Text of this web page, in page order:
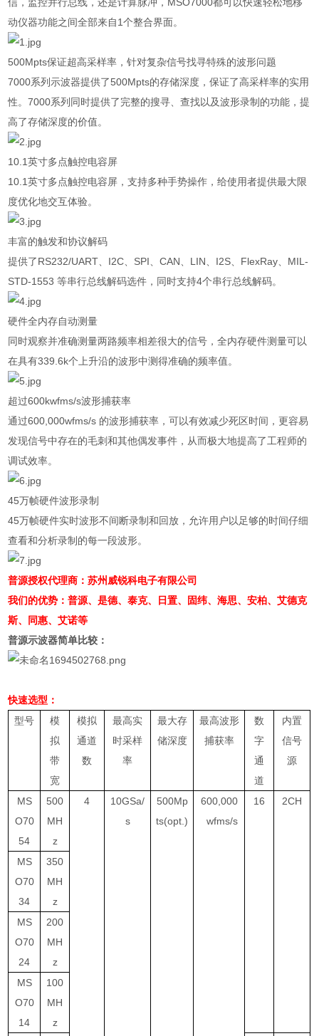
动仪器功能之间全部来自1个整合界面。
500Mpts保证超高采样率，针对复杂信号找寻特殊的波形问题
7000系列示波器提供了500Mpts的存储深度，保证了高采样率的实用
性。7000系列同时提供了完整的搜寻、查找以及波形录制的功能，提
高了存储深度的价值。
10.1英寸多点触控电容屏
10.1英寸多点触控电容屏，支持多种手势操作，给使用者提供最大限
度优化地交互体验。
丰富的触发和协议解码
提供了RS232/UART I2C SPI 、CAN LIN I2S FlexRay
MIL-
STD-1553等串行总线解码选件，同时支持4个串行总线解码。
硬件全内存自动测量
同时观察并准确测量两路频率相差很大的信号，全内存硬件测量可以
在具有339.6k个上升沿的波形中测得准确的频率值。
超过600kwfms/s波形捕获率
通过600,000wfms/s 的波形捕获率，可以有效减少死区时间，更容易
发现信号中存在的毛刺和其他偶发事件，从而极大地提高了工程师的
调试效率。
45万帧硬件波形录制
45万帧硬件实时波形不间断录制和回放，允许用户以足够的时间仔细
查看和分析录制的每一段波形。
普源授权代理商：苏州威锐科电子有限公司
我们的优势：普源、是德、泰克、日置、固纬、海思、安柏、艾德克
斯、同惠、艾诺等
普源示波器简单比较：
快速选型：
型号
模
拟
带
宽
模拟
通道
数
最高实
时采样
率
最大存
储深度
最高波形
捕获率
数
字
通
道
内置
信号
源
MS
O70
54
500
MH
z
4
10GSa/
s
500Mp
ts(opt.)
600,000
wfms/s
16 2CH
MS
O70
34
350
MH
z
MS
O70
24
200
MH
z
MS
O70
14
100
MH
z